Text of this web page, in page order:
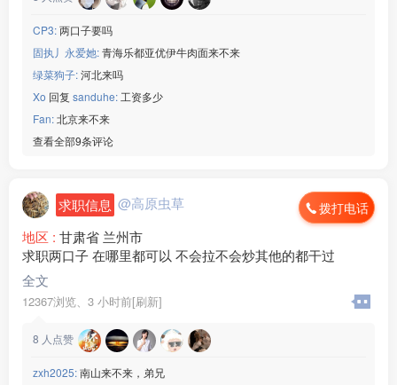
CP3:两口子要吗
固执丿永爱她:青海乐都亚优伊牛肉面来不来
绿菜狗子:河北来吗
Xo 回复 sanduhe: 工资多少
Fan:北京来不来
查看全部9条评论
求职信息 @高原虫草 拨打电话
地区 : 甘肃省 兰州市
求职两口子 在哪里都可以 不会拉不会炒其他的都干过
全文
12367浏览、 3 小时前[刷新]
8 人点赞
zxh2025:南山来不来，弟兄